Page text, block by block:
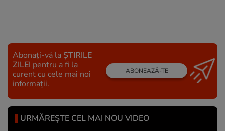
Abonați-vă la ȘTIRILE
ZILEI pentru a fi la
curent cu cele mai noi
informații.
ABONEAZĂ-TE
URMĂREȘTE CEL MAI NOU VIDEO